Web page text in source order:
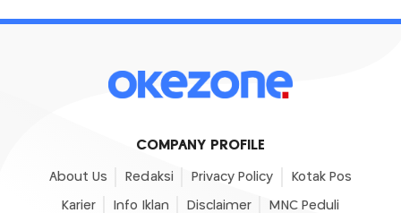
COMPANY PROFILE
About Us Redaksi Privacy Policy Kotak Pos
Karier Info Iklan Disclaimer MNC Peduli